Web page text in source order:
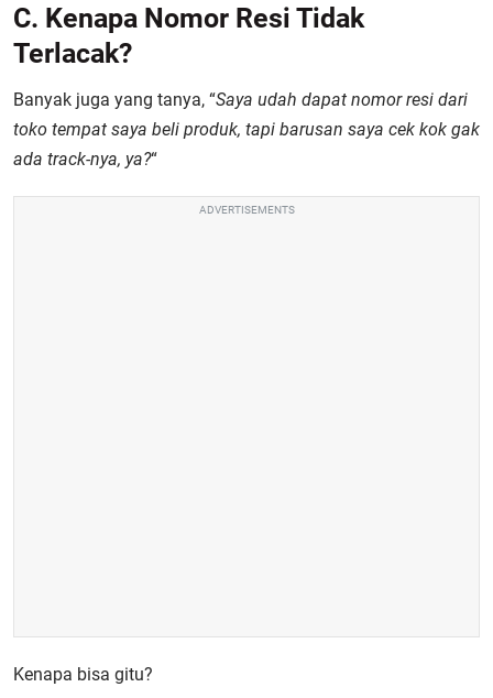
C. Kenapa Nomor Resi Tidak
Terlacak?
Banyak juga yang tanya, “Saya udah dapat nomor resi dari
toko tempat saya beli produk, tapi barusan saya cek kok gak
ada track-nya, ya?“
ADVERTISEMENTS
Kenapa bisa gitu?